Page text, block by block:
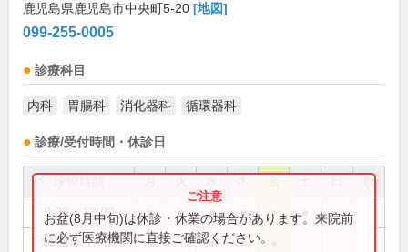
鹿児島県鹿児島市中央町5-20 [地図]
099-255-0005
診療科目
内科 胃腸科 消化器科 循環器科
診療/受付時間・休診日
祝
9:00～13:00 ● ● ● ● ●
14:30～18:00 ● ● ●
お盆(8月中旬)は休診・休業の場合があります。来院前
に必ず医療機関に直接ご確認ください。